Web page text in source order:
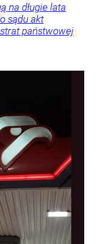
na długie lata
sądu akt
państwowej